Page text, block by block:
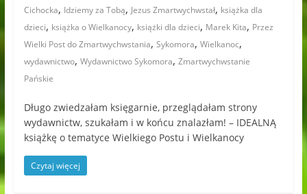
Cichocka, Idziemy za Tobą, Jezus Zmartwychwstał, książka dla
dzieci, książka o Wielkanocy, książki dla dzieci, Marek Kita, Przez
Wielki Post do Zmartwychwstania, Sykomora, Wielkanoc,
wydawnictwo, Wydawnictwo Sykomora, Zmartwychwstanie
Pańskie
Długo zwiedzałam księgarnie, przeglądałam strony
wydawnictw, szukałam i w końcu znalazłam! – IDEALNĄ
książkę o tematyce Wielkiego Postu i Wielkanocy
Czytaj więcej